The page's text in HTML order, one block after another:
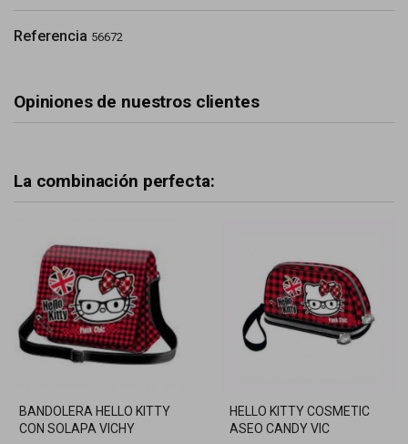
Referencia 56672
Opiniones de nuestros clientes
La combinación perfecta:
BANDOLERA HELLO KITTY
CON SOLAPA VICHY
HELLO KITTY COSMETIC
ASEO CANDY VIC